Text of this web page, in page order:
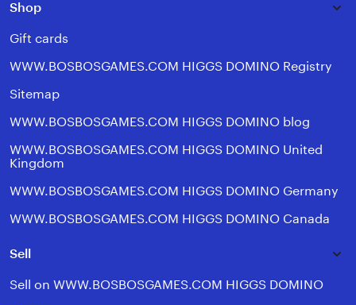
Shop
Gift cards
WWW.BOSBOSGAMES.COM HIGGS DOMINO Registry
Sitemap
WWW.BOSBOSGAMES.COM HIGGS DOMINO blog
WWW.BOSBOSGAMES.COM HIGGS DOMINO United
Kingdom
WWW.BOSBOSGAMES.COM HIGGS DOMINO Germany
WWW.BOSBOSGAMES.COM HIGGS DOMINO Canada
Sell
Sell on WWW.BOSBOSGAMES.COM HIGGS DOMINO